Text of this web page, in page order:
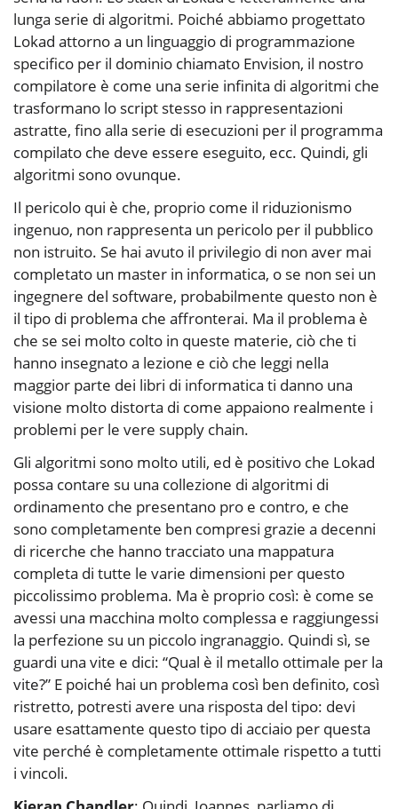
lunga serie di algoritmi. Poiché abbiamo progettato
Lokad attorno a un linguaggio di programmazione
specifico per il dominio chiamato Envision, il nostro
compilatore è come una serie infinita di algoritmi che
trasformano lo script stesso in rappresentazioni
astratte, fino alla serie di esecuzioni per il programma
compilato che deve essere eseguito, ecc. Quindi, gli
algoritmi sono ovunque.
Il pericolo qui è che, proprio come il riduzionismo
ingenuo, non rappresenta un pericolo per il pubblico
non istruito. Se hai avuto il privilegio di non aver mai
completato un master in informatica, o se non sei un
ingegnere del software, probabilmente questo non è
il tipo di problema che affronterai. Ma il problema è
che se sei molto colto in queste materie, ciò che ti
hanno insegnato a lezione e ciò che leggi nella
maggior parte dei libri di informatica ti danno una
visione molto distorta di come appaiono realmente i
problemi per le vere supply chain.
Gli algoritmi sono molto utili, ed è positivo che Lokad
possa contare su una collezione di algoritmi di
ordinamento che presentano pro e contro, e che
sono completamente ben compresi grazie a decenni
di ricerche che hanno tracciato una mappatura
completa di tutte le varie dimensioni per questo
piccolissimo problema. Ma è proprio così: è come se
avessi una macchina molto complessa e raggiungessi
la perfezione su un piccolo ingranaggio. Quindi sì, se
guardi una vite e dici: “Qual è il metallo ottimale per la
vite?” E poiché hai un problema così ben definito, così
ristretto, potresti avere una risposta del tipo: devi
usare esattamente questo tipo di acciaio per questa
vite perché è completamente ottimale rispetto a tutti
i vincoli.